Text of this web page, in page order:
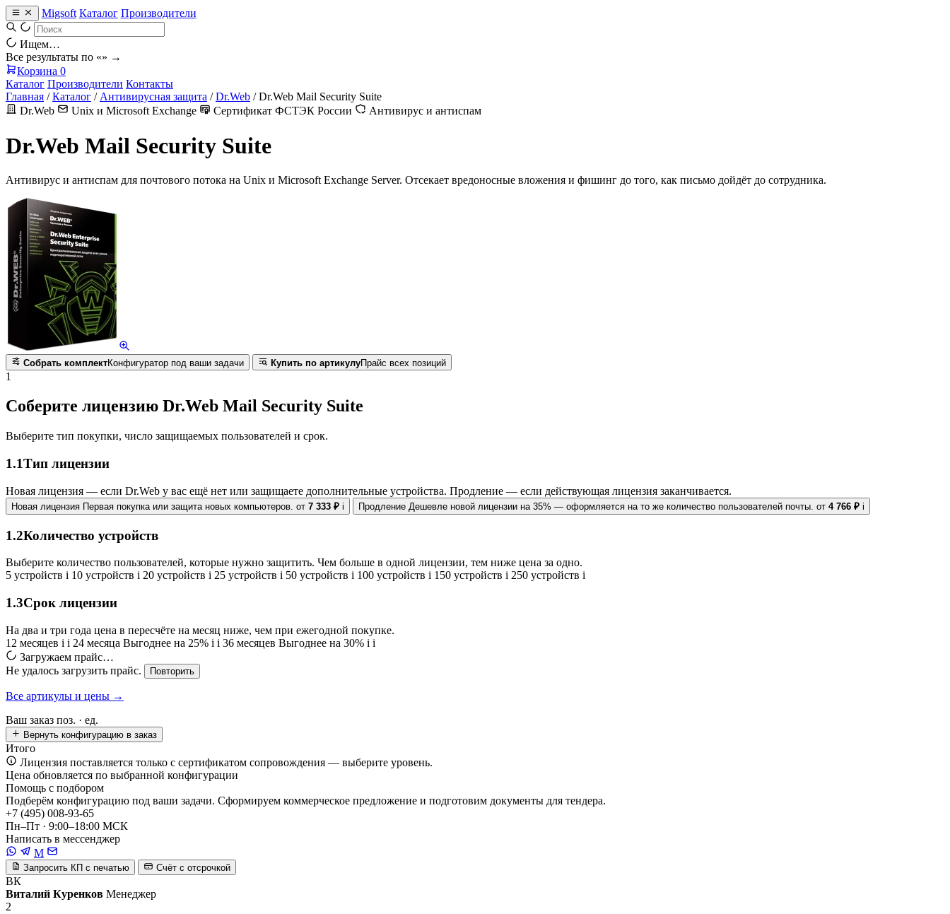
Migsoft Каталог Производители
Ищем…
Все результаты по «» →
Корзина 0
Каталог Производители Контакты
Главная / Каталог / Антивирусная защита / Dr.Web / Dr.Web Mail Security Suite
Dr.Web
Unix и Microsoft Exchange Сертификат ФСТЭК России Антивирус и антиспам
Dr.Web Mail Security Suite
Антивирус и антиспам для почтового потока на Unix и Microsoft Exchange Server. Отсекает вредоносные вложения и фишинг до того, как письмо дойдёт до сотрудника.
Собрать комплектКонфигуратор под ваши задачи Купить по артикулуПрайс всех позиций
1
Соберите лицензию Dr.Web Mail Security Suite
Выберите тип покупки, число защищаемых пользователей и срок.
1.1Тип лицензии
Новая лицензия — если Dr.Web у вас ещё нет или защищаете дополнительные устройства. Продление — если действующая лицензия заканчивается.
Новая лицензия Первая покупка или защита новых компьютеров. от 7 333 ₽ i Продление Дешевле новой лицензии на 35% — оформляется на то же количество пользователей почты. от 4 766 ₽ i
1.2Количество устройств
Выберите количество пользователей, которые нужно защитить. Чем больше в одной лицензии, тем ниже цена за одно.
5 устройств i 10 устройств i 20 устройств i 25 устройств i 50 устройств i 100 устройств i 150 устройств i 250 устройств i
1.3Срок лицензии
На два и три года цена в пересчёте на месяц ниже, чем при ежегодной покупке.
12 месяцев i i 24 месяца Выгоднее на 25% i i 36 месяцев Выгоднее на 30% i i
Загружаем прайс…
Не удалось загрузить прайс.
Повторить
Все артикулы и цены →
Ваш заказ поз. · ед.
Вернуть конфигурацию в заказ
Итого
Лицензия поставляется только с сертификатом сопровождения — выберите уровень.
Цена обновляется по выбранной конфигурации
Помощь с подбором
Подберём конфигурацию под ваши задачи. Сформируем коммерческое предложение и подготовим документы для тендера.
+7 (495) 008-93-65
Пн–Пт · 9:00–18:00 МСК
Написать в мессенджер
M
Запросить КП с печатью Счёт с отсрочкой
ВК
Виталий Куренков Менеджер
2